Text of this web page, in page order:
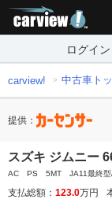
ログイン
carview! 中古車ト
提供：
スズキ ジムニー
AC PS 5MT JA11最終型
支払総額： 123.0万円